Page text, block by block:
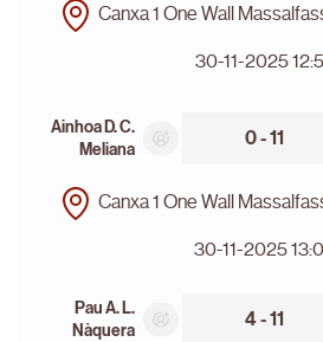
Canxa 1 One Wall
30-11-2025
Ainhoa D. C.
Meliana
0 - 11
Canxa 1 One Wall
30-11-2025
Pau A. L.
Nàquera
4 - 11